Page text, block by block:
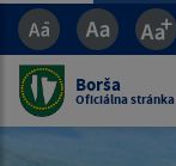
Borša
Oficiálna stránka